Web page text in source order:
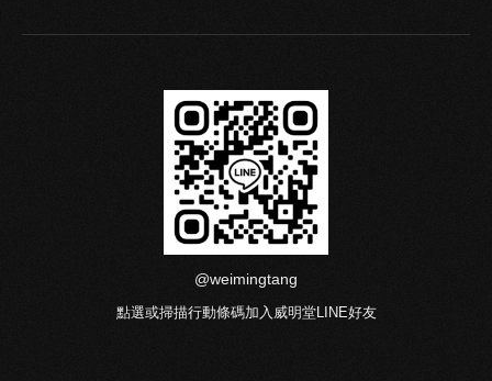
@weimingtang
點選或掃描行動條碼加入威明堂LINE好友